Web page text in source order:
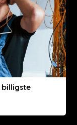
billigste